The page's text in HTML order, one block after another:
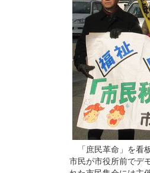
「庶民革命」を看
市民が市役所前でデ